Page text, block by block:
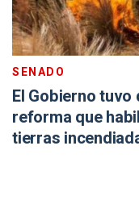
SENADO
El Gobierno
reforma que
tierras